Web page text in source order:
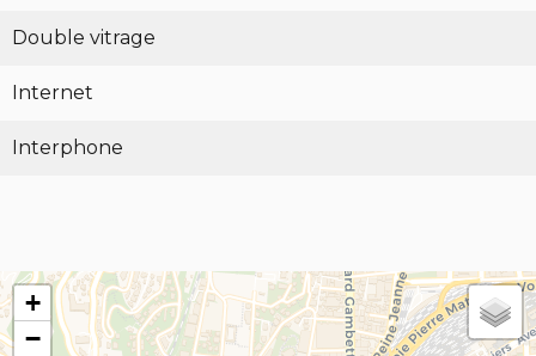
Double vitrage
Internet
Interphone
+
−